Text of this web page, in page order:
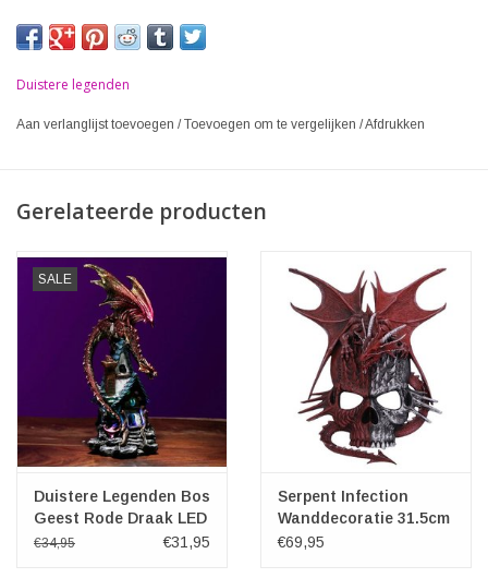
Duistere legenden
Aan verlanglijst toevoegen /Toevoegen om te vergelijken /Afdrukken
Gerelateerde producten
SALE
Duistere Legenden Bos
Geest Rode Draak LED
€34,95 €31,95
Serpent Infection
Wanddecoratie 31.5cm
€69,95